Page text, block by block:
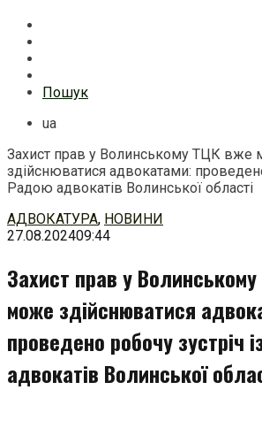
Пошук
ua
Захист прав у Волинському ТЦК вже
здійснюватися адвокатами:
Радою адвокатів Волинської області
Перейти
до
АДВОКАТУРА, НОВИНИ
27.08.202409:44
Захист прав у
може здійснюватися
проведено робочу зустріч
адвокатів Волинської